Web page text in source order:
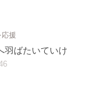
援
羽ばたいていけ